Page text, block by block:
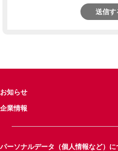
送信す
お知らせ
企業情報
パーソナルデータ（個人情報など）に